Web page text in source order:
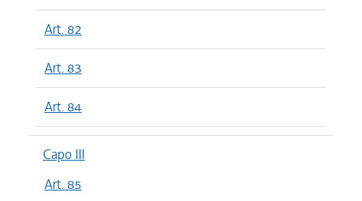
Art. 82
Art. 83
Art. 84
Capo III
Art. 85